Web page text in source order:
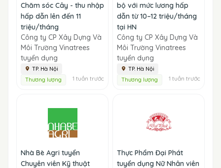
Chăm sóc Cây - thu nhập
hấp dẫn lên đến 11
triệu/tháng
Công ty CP Xây Dựng Và
Môi Trường Vinatrees
tuyển dụng
TP. Hà Nội
Thương lượng
1 tuần trước
bộ với mức lương hấp
dẫn từ 10–12 triệu/tháng
tại HN
Công ty CP Xây Dựng Và
Môi Trường Vinatrees
tuyển dụng
TP. Hà Nội
Thương lượng
1 tuần trước
Nhà Bè Agri tuyển
Chuyên viên Kỹ thuật
Thực Phẩm Đại Phát
tuyển dụng Nữ Nhân viên